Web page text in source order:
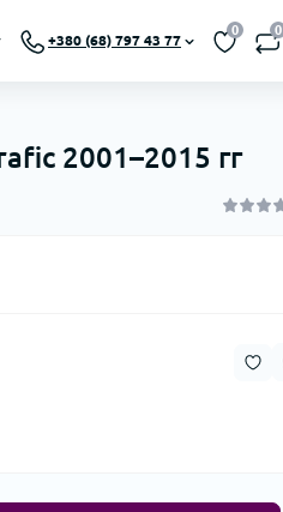
+380 (68) 797 43 77
0 0
2001–2015 гг